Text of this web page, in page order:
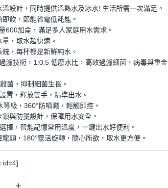
溫設計，同時提供溫熱水及冰水! 生活所需一次滿足。
即飲，節能省電低耗能。
600加侖，滿足多人家庭用水需求。
量，取水超快速。
統，每杯都是新鮮純水。
濾技術，1:0.5 低廢水比，高效過濾細菌、病毒與重金
菌，抑制細菌生長。
置，釋放雙手，精準出水。
等級，360°防噴濺，輕觸即控。
鎖與防燙設計，保障用水安全。
擇，智能記憶常用溫度，一鍵出水好便利。
龍頭，180°靈活旋轉，隨心所欲，取水更方便。
id=4]